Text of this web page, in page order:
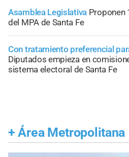
Asamblea Legislativa Proponen
del MPA de Santa Fe
Con tratamiento preferencial
Diputados empieza en
sistema electoral de Santa Fe
+ Área Metropolitana